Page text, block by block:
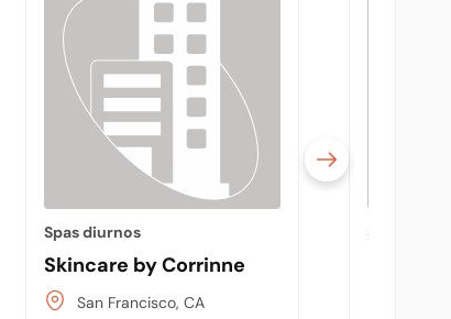
Spas diurnos
Skincare by Corrinne
San Francisco, CA
Spas